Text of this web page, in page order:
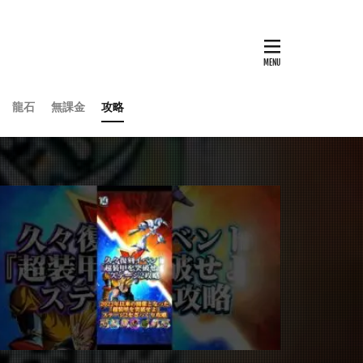
龍石 無課金 攻略